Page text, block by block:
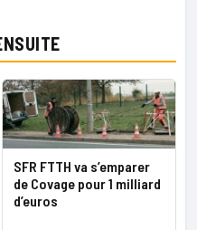
SFR FTTH va s’emparer
de Covage pour 1 milliard
d’euros